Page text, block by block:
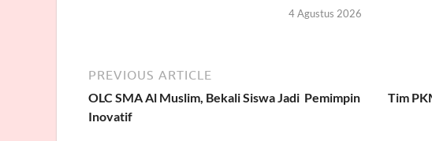
4 Agustus 2026
PREVIOUS ARTICLE
OLC SMA Al Muslim, Bekali Siswa Jadi Pemimpin
Inovatif
Tim